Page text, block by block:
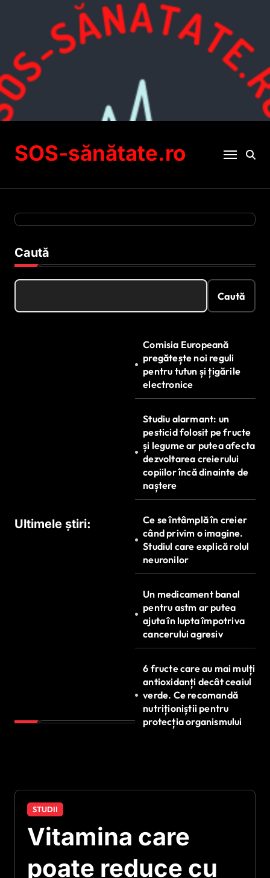
SOS-sănătate.ro
Caută
Caută
Ultimele știri:
Comisia Europeană
pregătește noi reguli
pentru tutun și țigările
electronice
Studiu alarmant: un
pesticid folosit pe fructe
și legume ar putea afecta
dezvoltarea creierului
copiilor încă dinainte de
naștere
Ce se întâmplă în creier
când privim o imagine.
Studiul care explică rolul
neuronilor
Un medicament banal
pentru astm ar putea
ajuta în lupta împotriva
cancerului agresiv
6 fructe care au mai mulți
antioxidanți decât ceaiul
verde. Ce recomandă
nutriționiștii pentru
protecția organismului
STUDII
Vitamina care
poate reduce cu